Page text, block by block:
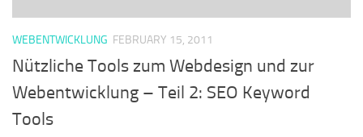
WEBENTWICKLUNG FEBRUARY 15, 2011
Nützliche Tools zum Webdesign und zur
Webentwicklung – Teil 2: SEO Keyword
Tools